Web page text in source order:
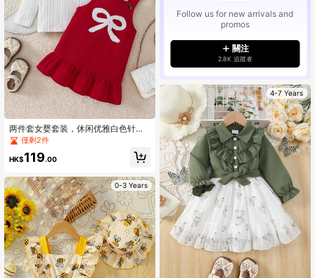
两件套女婴套装，休闲优雅白色针织
竖条纹圆领长袖上衣搭配红色编织可
调节肩带蝴蝶结刺绣花边连衣裙，春
秋季外套
僅剩2件
HK$119.00
0-3 Years
Follow us for new arrivals and
promos
關注
2.8K 追蹤者
4-7 Years